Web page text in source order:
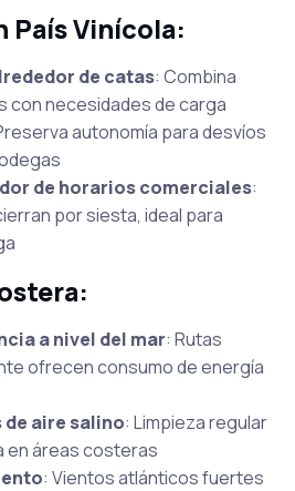
País Vinícola:
de catas: Combina
con necesidades de carga
autonomía para desvíos
de horarios comerciales:
por siesta, ideal para
a nivel del mar: Rutas
ofrecen consumo de energía
aire salino: Limpieza regular
en áreas costeras
: Vientos atlánticos fuertes